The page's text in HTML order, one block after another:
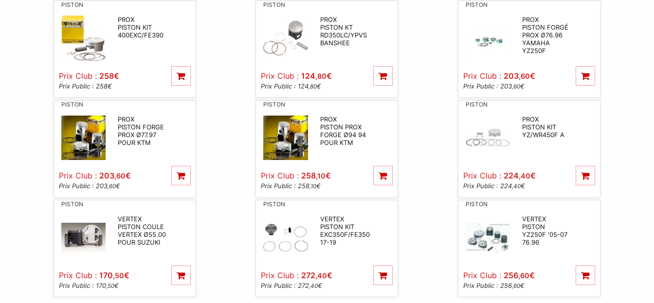
PISTON
PROX
PISTON KIT
400EXC/FE390
Prix Club : 258€
Prix Public : 258€
PISTON
PROX
PISTON KT
RD350LC/YPVS
BANSHEE
Prix Club :124,80€
Prix Public : 124,80€
PISTON
PROX
PISTON FORGÉ
PROX Ø76.96
YAMAHA
YZ250F
Prix Club : 203,60€
Prix Public : 203,60€
PISTON
PROX
PISTON FORGE
PROX Ø77.97
POUR KTM
Prix Club : 203,60€
Prix Public : 203,60€
PISTON
PROX
PISTON PROX
FORGE Ø94 94
POUR KTM
Prix Club : 258,10€
Prix Public : 258,10€
PISTON
PROX
PISTON KIT
YZ/WR450F A
Prix Club : 224,40€
Prix Public : 224,40€
PISTON
VERTEX
PISTON COULE
VERTEX Ø55.00
POUR SUZUKI
Prix Club : 170,50€
Prix Public : 170,50€
PISTON
VERTEX
PISTON KIT
EXC350F/FE350
17-19
Prix Club : 272,40€
Prix Public : 272,40€
PISTON
VERTEX
PISTON
YZ250F '05-07
76.96
Prix Club : 256,60€
Prix Public : 256,60€